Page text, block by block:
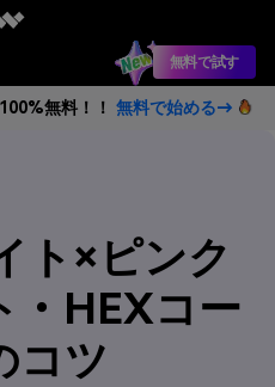
無料で試す
無料！！ 無料で始める→
ト×ピンク
・HEXコー
コツ